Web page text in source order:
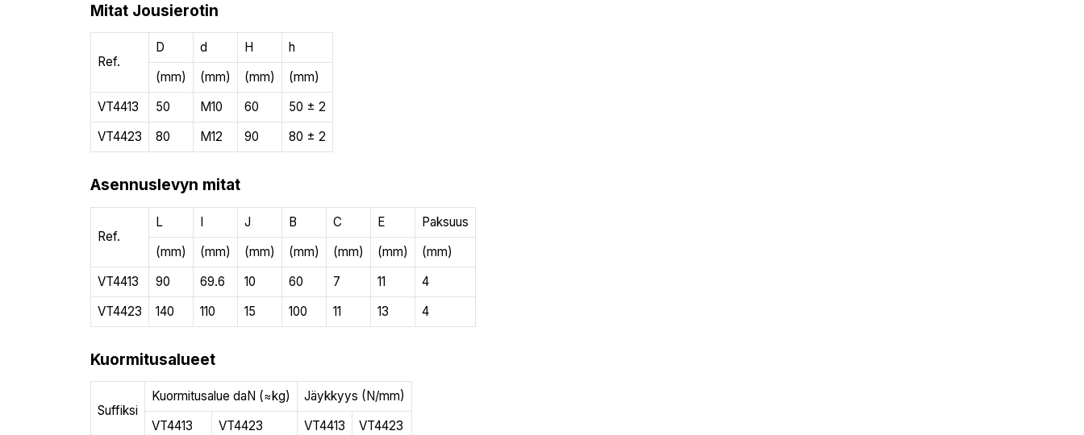
Mitat Jousierotin
Ref.
D d H
h
(mm)
(mm) (mm)
(mm)
VT4413
50 M10 60
50 ± 2
VT4423
80 M12 90 80 ± 2
Asennuslevyn mitat
Ref.
L I J B C E
Paksuus
(mm)
(mm) (mm) (mm) (mm) (mm)
(mm)
VT4413
90 69.6 10 60 7 11
4
VT4423
140 110 15 100 11 13 4
Kuormitusalueet
Suffiksi
Kuormitusalue daN (≈kg)
Jäykkyys (N/mm)
VT4413
VT4423 VT4413
VT4423